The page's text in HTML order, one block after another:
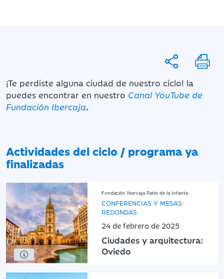
¡Te perdiste alguna ciudad de nuestro ciclo! la
puedes encontrar en nuestro Canal YouTube de
Fundación Ibercaja.
Actividades del ciclo / programa ya
finalizadas
Fundación Ibercaja Patio de la Infanta
CONFERENCIAS Y MESAS
REDONDAS
24 de febrero de 2025
Ciudades y arquitectura:
Oviedo